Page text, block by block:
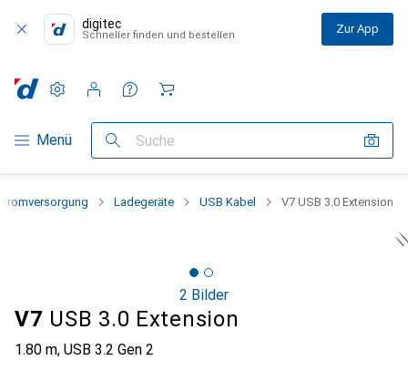
digitec
Schneller finden und bestellen Zur App
Navigation nach Kategorien
Menü Suche
Einstellungen
Kundenkonto
Vergleichslisten
Merklisten
Warenkorb
Ladegeräte USB Kabel V7 USB 3.0 Extension
2 Bilder
V7 USB 3.0 Extension
1.80 m, USB 3.2 Gen 2